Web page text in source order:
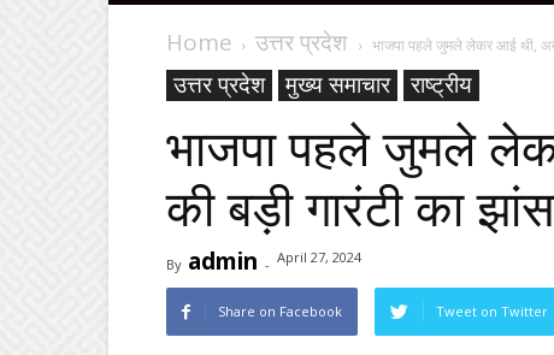
Home उत्तर प्रदेश भाजपा पहले जुमले लेकर आई थी, अब
उत्तर प्रदेश मुख्य समाचार राष्ट्रीय
भाजपा पहले जुमले
की बड़ी गारंटी का
By admin - April 27, 2024
Share on Facebook Tweet on Twitter